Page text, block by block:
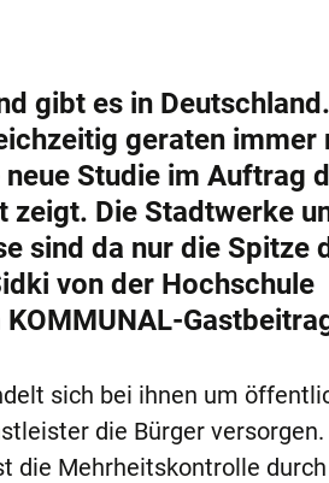
gibt es in
geraten immer
Studie im Auftrag
zeigt. Die Stadtwerke
sind da nur die Spitze
von der Hochschule
sich bei ihnen um
die Bürger versorgen.
die Mehrheitskontrolle